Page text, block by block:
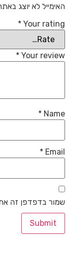
האימייל לא יוצג
Your rating
*
Your review
*
Name
*
Email
*
שמור בדפדפן זה